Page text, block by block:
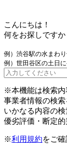
こんにちは！
何をお探しですか
例）渋谷駅の水まわ
例）世田谷区の土日
※本機能は検索内
事業者情報の検索
いかなる内容の
優劣評価・断定的
※利用規約をご